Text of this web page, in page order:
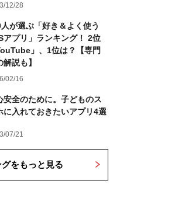
12/28
が選ぶ「好き＆よく使う
アプリ」ランキング！ 2位
」、1位は？【専門
解説も】
02/16
安全のために。子どものス
に入れておきたいアプリ4選
07/21
をもっと見る